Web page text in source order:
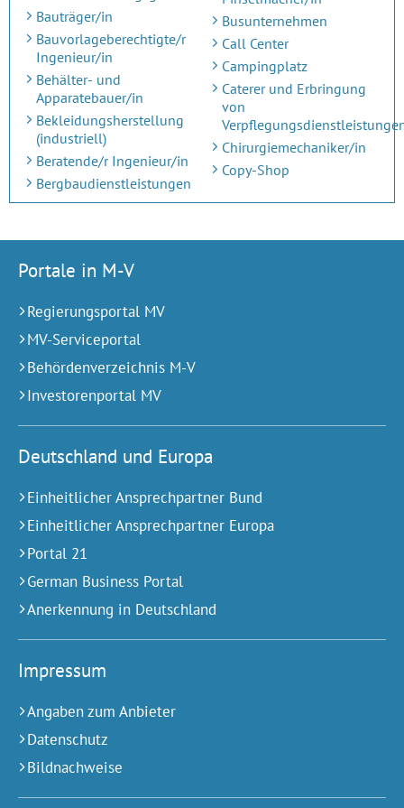
Bauträger/in
Bauvorlageberechtigte/r
Ingenieur/in
Behälter- und
Apparatebauer/in
Bekleidungsherstellung
(industriell)
Beratende/r Ingenieur/in
Bergbaudienstleistungen
Busunternehmen
Call Center
Campingplatz
Caterer und Erbringung
von
Chirurgiemechaniker/in
Copy-Shop
Portale in M-V
Regierungsportal MV
MV-Serviceportal
Behördenverzeichnis M-V
Investorenportal MV
Deutschland und Europa
Einheitlicher Ansprechpartner Bund
Einheitlicher Ansprechpartner Europa
Portal 21
German Business Portal
Anerkennung in Deutschland
Impressum
Angaben zum Anbieter
Datenschutz
Bildnachweise